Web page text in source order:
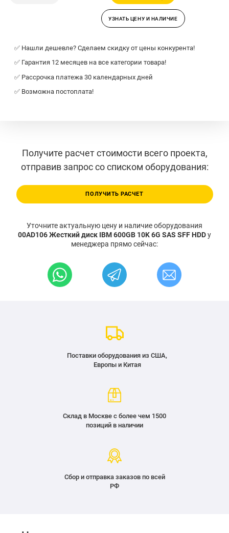
УЗНАТЬ ЦЕНУ И НАЛИЧИЕ
✅ Нашли дешевле? Сделаем скидку от цены конкурента!
✅ Гарантия 12 месяцев на все категории товара!
✅ Рассрочка платежа 30 календарных дней
✅ Возможна постоплата!
Получите расчет стоимости всего проекта,
отправив запрос со списком оборудования:
ПОЛУЧИТЬ РАСЧЕТ
Уточните актуальную цену и наличие оборудования
00AD106 Жесткий диск IBM 600GB 10K 6G SAS SFF HDDу
менеджера прямо сейчас:
Поставки оборудования из США,
Европы и Китая
Склад в Москве с более чем 1500
позиций в наличии
Сбор и отправка заказов по всей
РФ